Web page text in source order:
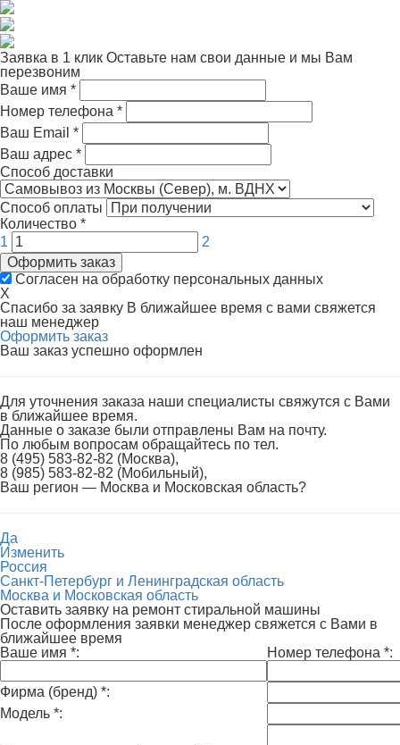
Заявка в 1 клик Оставьте нам свои данные и мы Вам
перезвоним
Ваше имя *
Номер телефона *
Ваш Email *
Ваш адрес *
Способ доставки
Способ оплаты
Количество *
1
2
Оформить заказ
Согласен на обработку персональных данных
X
Спасибо за заявку В ближайшее время с вами свяжется
наш менеджер
Оформить заказ
Ваш заказ успешно оформлен
Для уточнения заказа наши специалисты свяжутся с Вами
в ближайшее время.
Данные о заказе были отправлены Вам на почту.
По любым вопросам обращайтесь по тел.
8 (495) 583-82-82 (Москва),
8 (985) 583-82-82 (Мобильный),
Ваш регион — Москва и Московская область?
Да
Изменить
Россия
Санкт-Петербург и Ленинградская область
Москва и Московская область
Оставить заявку на ремонт стиральной машины
После оформления заявки менеджер свяжется с Вами в
ближайшее время
Ваше имя *: Номер телефона *:
Фирма (бренд) *:
Модель *: